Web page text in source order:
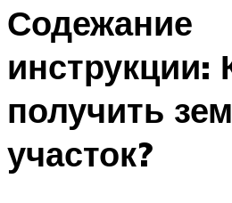
Содежание
инструкции:
получить
участок?